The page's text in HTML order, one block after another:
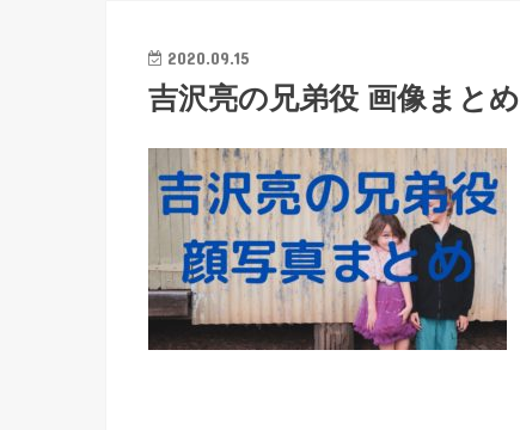
2020.09.15
吉沢亮の兄弟役 画像まとめ